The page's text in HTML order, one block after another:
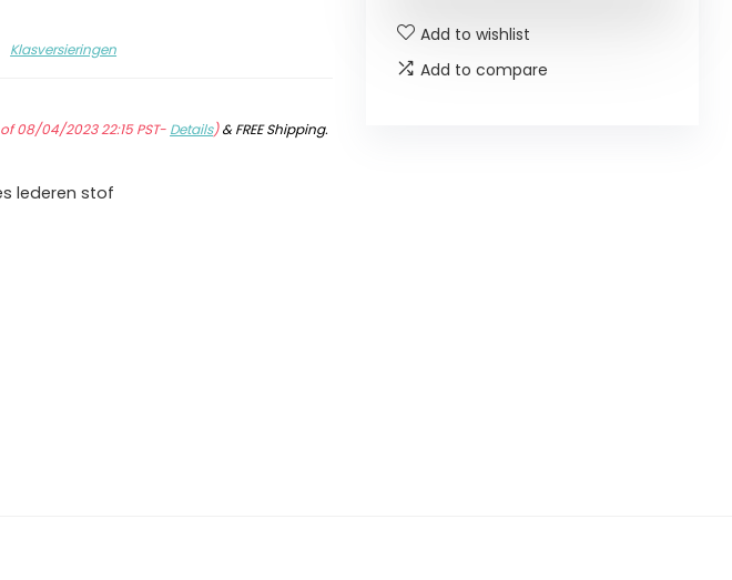
Klasversieringen
08/04/2023 22:15 PST- Details)&FREE Shipping.
lederen stof
Add to wishlist
Add to compare